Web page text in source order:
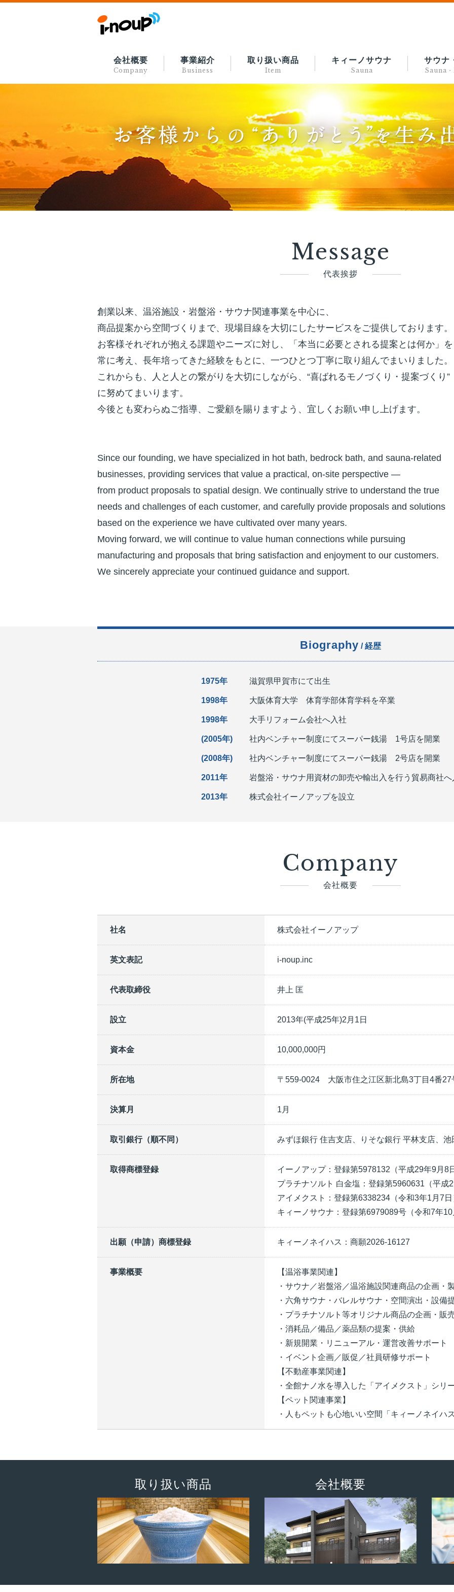
会社概要
Company
事業紹介
Business
取り扱い商品
Item
キィーノサウナ
Sauna
サウナ
Sauna
Message
代表挨拶
創業以来、温浴施設・岩盤浴・サウナ関連事業を中心に、
商品提案から空間づくりまで、現場目線を大切にしたサービスをご提供しております。
お客様それぞれが抱える課題やニーズに対し、「本当に必要とされる提案とは何か」を
常に考え、長年培ってきた経験をもとに、一つひとつ丁寧に取り組んでまいりました。
これからも、人と人との繋がりを大切にしながら、“喜ばれるモノづくり・提案づくり”
に努めてまいります。
今後とも変わらぬご指導、ご愛顧を賜りますよう、宜しくお願い申し上げます。
Since our founding, we have specialized in hot bath, bedrock bath, and sauna-related
businesses, providing services that value a practical, on-site perspective —
from product proposals to spatial design. We continually strive to understand the true
needs and challenges of each customer, and carefully provide proposals and solutions
based on the experience we have cultivated over many years.
Moving forward, we will continue to value human connections while pursuing
manufacturing and proposals that bring satisfaction and enjoyment to our customers.
We sincerely appreciate your continued guidance and support.
Biography / 経歴
1975年 滋賀県甲賀市にて出生
1998年 大阪体育大学 体育学部体育学科を卒業
1998年 大手リフォーム会社へ入社
(2005年) 社内ベンチャー制度にてスーパー銭湯 1号店を開業
(2008年) 社内ベンチャー制度にてスーパー銭湯 2号店を開業
2011年 岩盤浴・サウナ用資材の卸売や輸出入を行う貿易商社へ
2013年 株式会社イーノアップを設立
Company
会社概要
社名 株式会社イーノアップ
英文表記 i-noup.inc
代表取締役 井上 匡
設立 2013年(平成25年)2月1日
資本金 10,000,000円
所在地 〒559-0024 大阪市住之江区新北島3丁目4番27
決算月 1月
取引銀行（順不同） みずほ銀行 住吉支店、りそな銀行 平林支店、
取得商標登録
イーノアップ：登録第5978132（平成29年9月8
プラチナソルト 白金塩：登録第5960631（平成
アイメクスト：登録第6338234（令和3年1月7日
キィーノサウナ：登録第6979089号（令和7年
出願（申請）商標登録 キィーノネイハス：商願2026-16127
事業概要
【温浴事業関連】
・サウナ／岩盤浴／温浴施設関連商品の企画・
・六角サウナ・バレルサウナ・空間演出・設備
・プラチナソルト等オリジナル商品の企画・販
・消耗品／備品／薬品類の提案・供給
・新規開業・リニューアル・運営改善サポート
・イベント企画／販促／社員研修サポート
【不動産事業関連】
・全館ナノ水を導入した「アイメクスト」シリ
【ペット関連事業】
・人もペットも心地いい空間「キィーノネイハ
取り扱い商品 会社概要